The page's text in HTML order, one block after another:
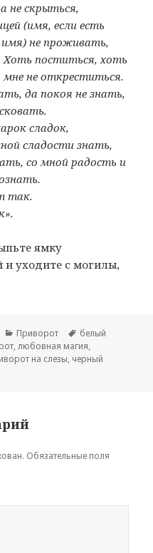
не скрыться,
(имя, если есть
имя) не проживать,
Хоть поститься, хоть
не откреститься.
да покоя не знать,
сладок,
сладости знать,
со мной радость и
так.
ямку
и уходите с могилы,
Рубрики
Приворот Метки
белый
,любовная магия,
на слезы, черный
Обязательные поля